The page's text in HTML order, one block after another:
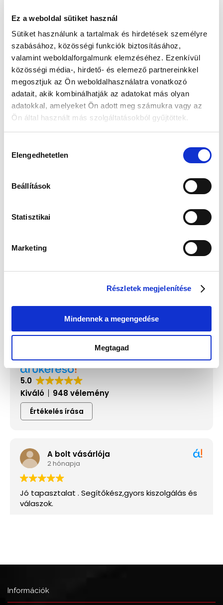
Ez a weboldal sütiket használ
Sütiket használunk a tartalmak és hirdetések személyre
szabásához, közösségi funkciók biztosításához,
valamint weboldalforgalmunk elemzéséhez. Ezenkívül
közösségi média-, hirdető- és elemező partnereinkkel
megosztjuk az Ön weboldalhasználatra vonatkozó
adatait, akik kombinálhatják az adatokat más olyan
adatokkal, amelyeket Ön adott meg számukra vagy az
Ön által használt más szolgáltatásokból gyűjtöttek.
kiválasztása
Elengedhetetlen
Beállítások
Statisztikai
Marketing
Részletek megjelenítése
Mindennek a megengedése
Megtagad
17 890 Ft
KOSÁRBA TESZ
Információk